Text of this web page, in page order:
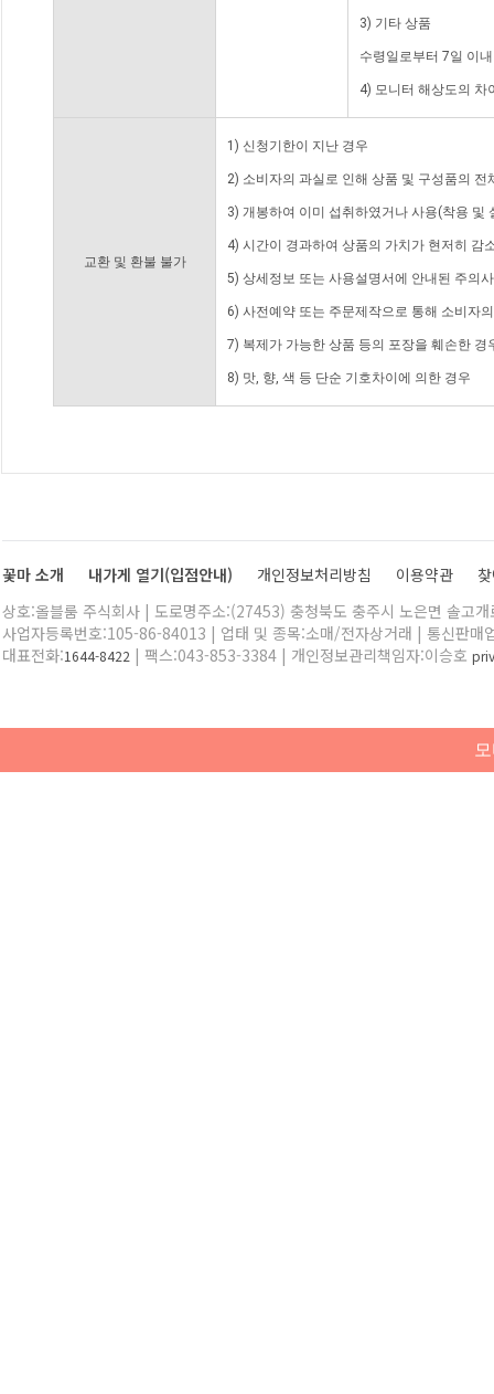
3) 기타 상품
수령일로부터 7일 이
4) 모니터 해상도의 차
교환 및 환불 불가
1) 신청기한이 지난 경우
2) 소비자의 과실로 인해 상품 및 구성품의
3) 개봉하여 이미 섭취하였거나 사용(착용 및
4) 시간이 경과하여 상품의 가치가 현저히 감
5) 상세정보 또는 사용설명서에 안내된 주의
6) 사전예약 또는 주문제작으로 통해 소비자
7) 복제가 가능한 상품 등의 포장을 훼손한 경
8) 맛, 향, 색 등 단순 기호차이에 의한 경우
꽃마 소개 내가게 열기(입점안내) 개인정보처리방침 이용약관
상호:올블룸 주식회사 | 도로명주소:(27453) 충청북도 충주시 노은면 솔고
사업자등록번호:105-86-84013 | 업태 및 종목:소매/전자상거래 | 통신판매
대표전화:1644-8422 | 팩스:043-853-3384 | 개인정보관리책임자:이승호